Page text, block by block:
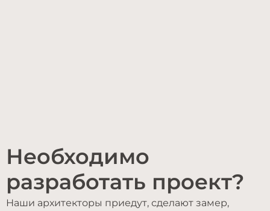
Необходимо
разработать проект?
Наши архитекторы приедут, сделают замер,